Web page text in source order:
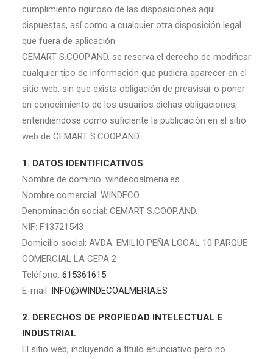
cumplimiento riguroso de las disposiciones aquí
dispuestas, así como a cualquier otra disposición legal
que fuera de aplicación.
CEMART S.COOP.AND. se reserva el derecho de modificar
cualquier tipo de información que pudiera aparecer en el
sitio web, sin que exista obligación de preavisar o poner
en conocimiento de los usuarios dichas obligaciones,
entendiéndose como suficiente la publicación en el sitio
web de CEMART S.COOP.AND..
1. DATOS IDENTIFICATIVOS
Nombre de dominio: windecoalmeria.es
Nombre comercial: WINDECO
Denominación social: CEMART S.COOP.AND.
NIF: F13721543
Domicilio social: AVDA. EMILIO PEÑA LOCAL 10 PARQUE
COMERCIAL LA CEPA 2
Teléfono: 615361615
E-mail: INFO@WINDECOALMERIA.ES
2. DERECHOS DE PROPIEDAD INTELECTUAL E
INDUSTRIAL
El sitio web, incluyendo a título enunciativo pero no